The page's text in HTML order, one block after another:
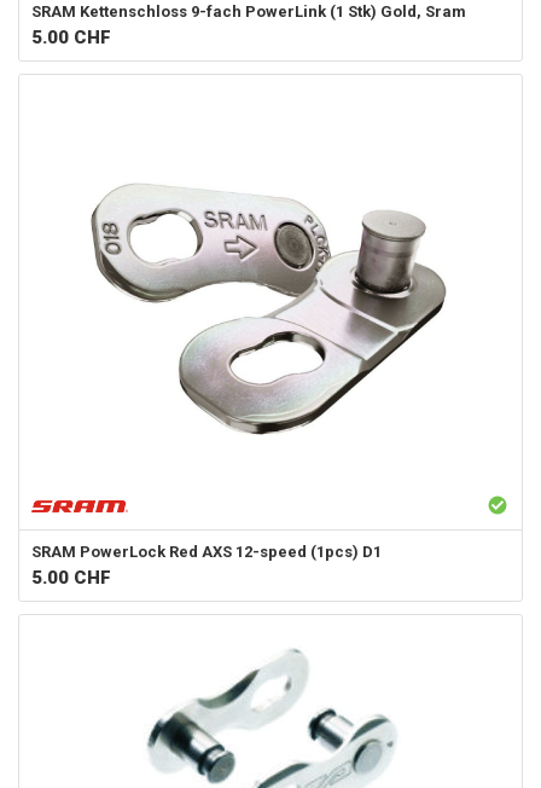
SRAM Kettenschloss 9-fach PowerLink (1 Stk) Gold, Sram
5.00 CHF
SRAM PowerLock Red AXS 12-speed (1pcs) D1
5.00 CHF